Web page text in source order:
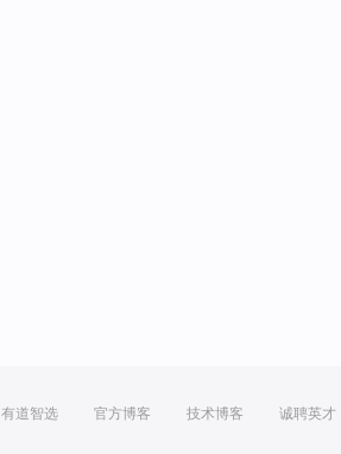
有道智选 官方博客 技术博客 诚聘英才